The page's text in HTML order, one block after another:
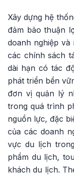
Xây dựng hệ
đảm bảo thuận
doanh nghiệp
các chính sách
dài hạn có tác
phát triển bền
đơn vị quản lý
trong quá trình
nguồn lực, đặc
của các doanh
vực du lịch
phẩm du lịch,
khách du lịch.